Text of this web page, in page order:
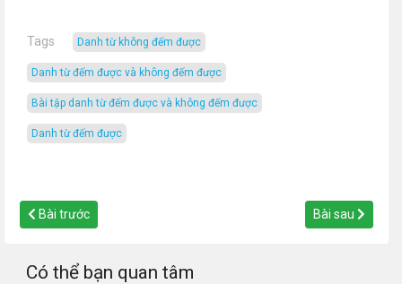
Tags danh từ không đếm được
danh từ đếm được và không đếm được
bài tập danh từ đếm được và không đếm được
danh từ đếm được
Bài trước Bài sau
Có thể bạn quan tâm